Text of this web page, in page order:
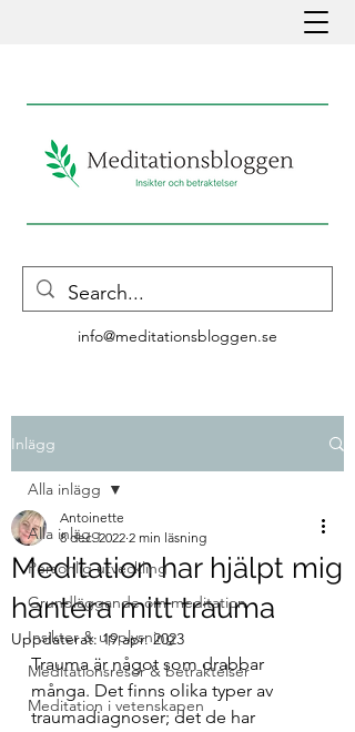
info@meditationsbloggen.se
Inlägg
Alla inlägg
Personlig utveckling
Grundläggande om meditation
Insikter & upplysning
Meditationsresor & betraktelser
Meditation i vetenskapen
Alla inlägg
Meditation har hjälpt mig
hantera mitt trauma
Antoinette
8 dec. 2022 2 min läsning
Uppdaterat:19 apr. 2023
Trauma är något som drabbar
många. Det finns olika typer av
traumadiagnoser; det de har